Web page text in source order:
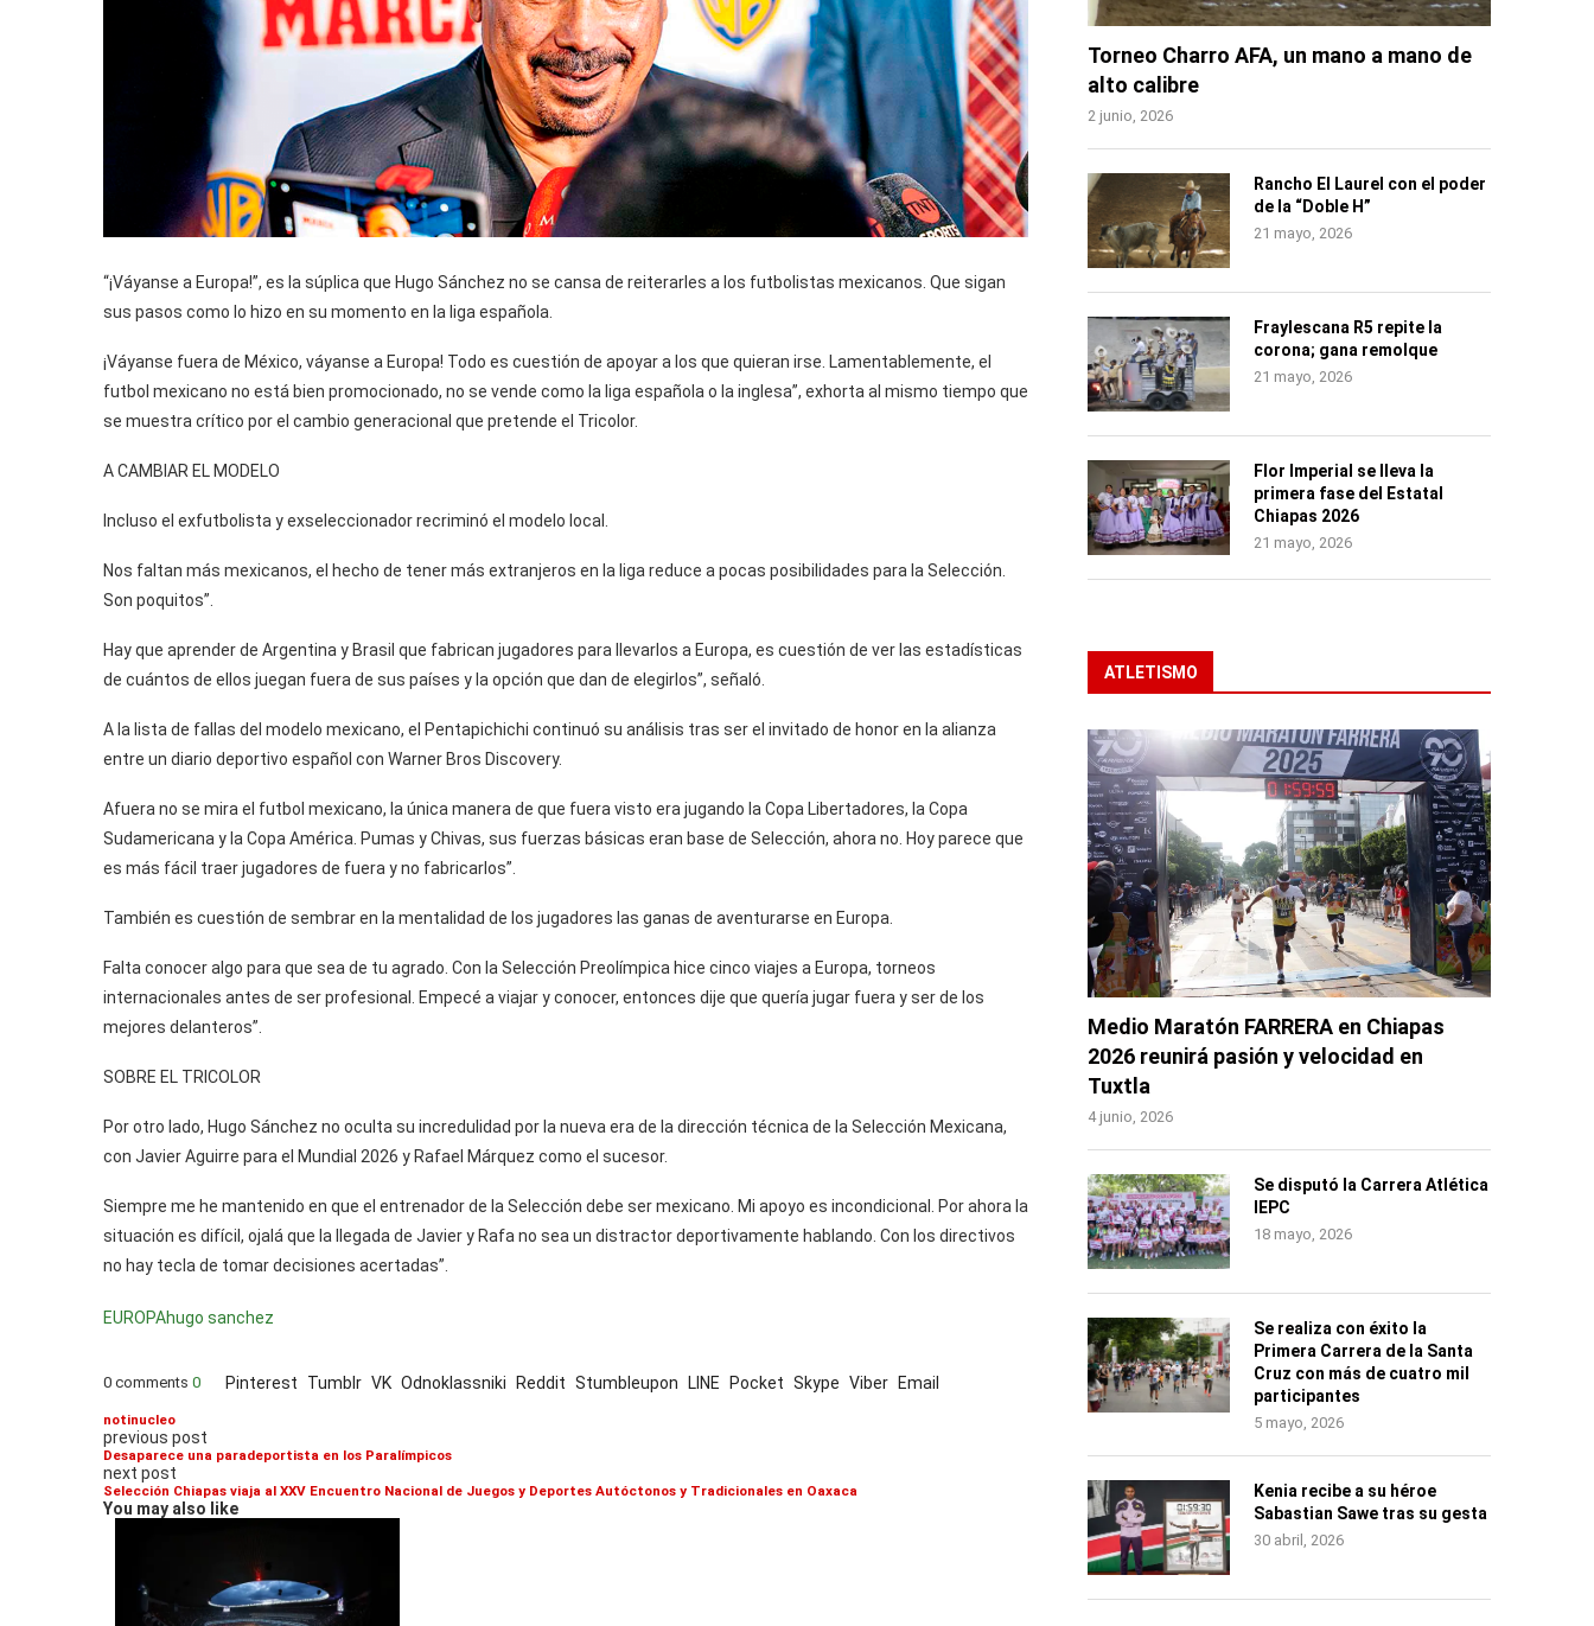
“¡Váyanse a Europa!”, es la súplica que Hugo Sánchez no se cansa de reiterarles a los futbolistas mexicanos. Que sigan
sus pasos como lo hizo en su momento en la liga española.
¡Váyanse fuera de México, váyanse a Europa! Todo es cuestión de apoyar a los que quieran irse. Lamentablemente, el
futbol mexicano no está bien promocionado, no se vende como la liga española o la inglesa”, exhorta al mismo tiempo que
se muestra crítico por el cambio generacional que pretende el Tricolor.
A CAMBIAR EL MODELO
Incluso el exfutbolista y exseleccionador recriminó el modelo local.
Nos faltan más mexicanos, el hecho de tener más extranjeros en la liga reduce a pocas posibilidades para la Selección.
Son poquitos”.
Hay que aprender de Argentina y Brasil que fabrican jugadores para llevarlos a Europa, es cuestión de ver las estadísticas
de cuántos de ellos juegan fuera de sus países y la opción que dan de elegirlos”, señaló.
A la lista de fallas del modelo mexicano, el Pentapichichi continuó su análisis tras ser el invitado de honor en la alianza
entre un diario deportivo español con Warner Bros Discovery.
Afuera no se mira el futbol mexicano, la única manera de que fuera visto era jugando la Copa Libertadores, la Copa
Sudamericana y la Copa América. Pumas y Chivas, sus fuerzas básicas eran base de Selección, ahora no. Hoy parece que
es más fácil traer jugadores de fuera y no fabricarlos”.
También es cuestión de sembrar en la mentalidad de los jugadores las ganas de aventurarse en Europa.
Falta conocer algo para que sea de tu agrado. Con la Selección Preolímpica hice cinco viajes a Europa, torneos
internacionales antes de ser profesional. Empecé a viajar y conocer, entonces dije que quería jugar fuera y ser de los
mejores delanteros”.
SOBRE EL TRICOLOR
Por otro lado, Hugo Sánchez no oculta su incredulidad por la nueva era de la dirección técnica de la Selección Mexicana,
con Javier Aguirre para el Mundial 2026 y Rafael Márquez como el sucesor.
Siempre me he mantenido en que el entrenador de la Selección debe ser mexicano. Mi apoyo es incondicional. Por ahora la
situación es difícil, ojalá que la llegada de Javier y Rafa no sea un distractor deportivamente hablando. Con los directivos
no hay tecla de tomar decisiones acertadas”.
EUROPAhugo sanchez
0 comments 0 Pinterest Tumblr VK Odnoklassniki Reddit Stumbleupon LINE Pocket Skype Viber Email
notinucleo
previous post
Desaparece una paradeportista en los Paralímpicos
next post
Selección Chiapas viaja al XXV Encuentro Nacional de Juegos y Deportes Autóctonos y Tradicionales en Oaxaca
You may also like
Torneo Charro AFA, un mano a mano de
alto calibre
2 junio, 2026
Rancho El Laurel con el poder
de la “Doble H”
21 mayo, 2026
Fraylescana R5 repite la
corona; gana remolque
21 mayo, 2026
Flor Imperial se lleva la
primera fase del Estatal
Chiapas 2026
21 mayo, 2026
ATLETISMO
Medio Maratón FARRERA en Chiapas
2026 reunirá pasión y velocidad en
Tuxtla
4 junio, 2026
Se disputó la Carrera Atlética
IEPC
18 mayo, 2026
Se realiza con éxito la
Primera Carrera de la Santa
Cruz con más de cuatro mil
participantes
5 mayo, 2026
Kenia recibe a su héroe
Sabastian Sawe tras su gesta
30 abril, 2026